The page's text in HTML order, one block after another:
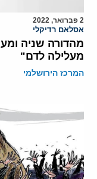
2 פברואר, 2022
אסלאם רדיקלי
מהדורה שניה
מעלילה לדם"
המרכז הירושלמי